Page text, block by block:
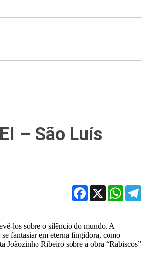
– São Luís
Facebook
X
los sobre o silêncio do mundo. A
fantasiar em eterna fingidora, como
Joãozinho Ribeiro sobre a obra “Rabiscos”